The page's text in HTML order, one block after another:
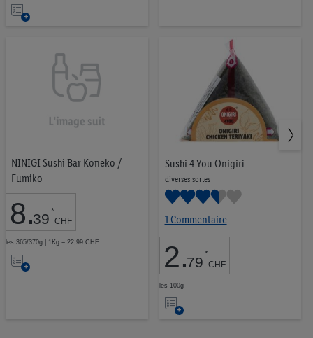
Ajouter
d’envies
NINIGI Sushi Bar Koneko /
Fumiko
8.39 *
CHF
les 365/370g | 1Kg = 22,99 CHF
Ajouter
Sushi 4 You Onigiri
diverses sortes
1 Commentaire
2.79 *
CHF
les 100g
Ajouter